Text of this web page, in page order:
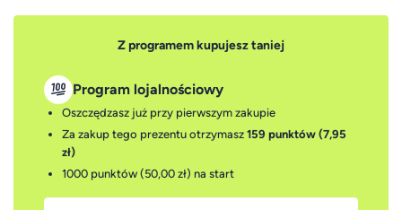
Z programem kupujesz taniej
Program lojalnościowy
Oszczędzasz już przy pierwszym zakupie
Za zakup tego prezentu otrzymasz 159 punktów (7,95
zł)
1000 punktów (50,00 zł) na start